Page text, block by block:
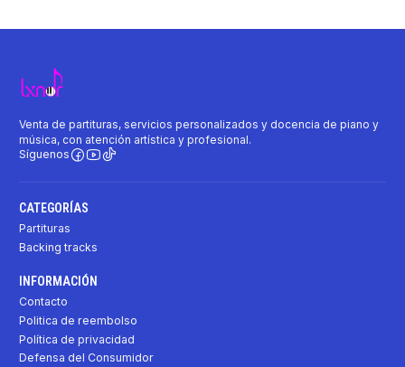
Venta de partituras, servicios personalizados y docencia de piano y
música, con atención artística y profesional.
Síguenos
CATEGORÍAS
Partituras
Backing tracks
INFORMACIÓN
Contacto
Politica de reembolso
Política de privacidad
Defensa del Consumidor